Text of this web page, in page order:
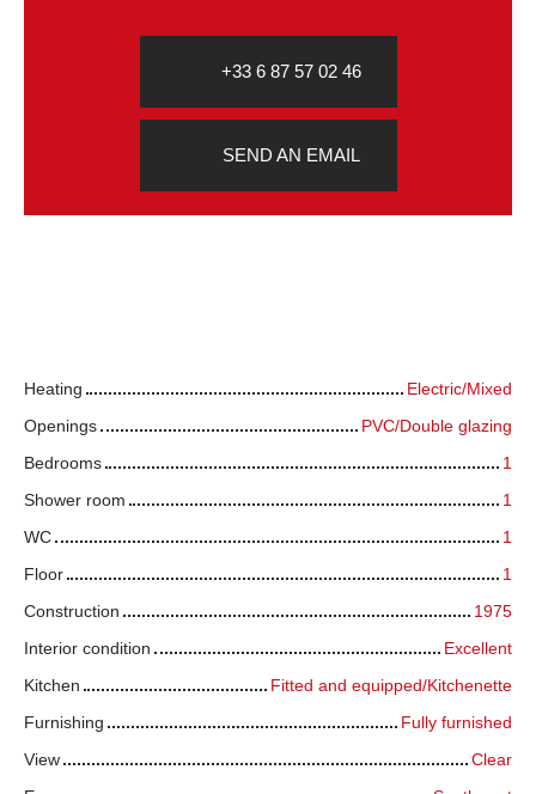
+33 6 87 57 02 46
SEND AN EMAIL
Heating
Electric/Mixed
Openings
PVC/Double glazing
Bedrooms
1
Shower room
1
WC
1
Floor
1
Construction
1975
Interior condition
Excellent
Kitchen
Fitted and equipped/Kitchenette
Furnishing
Fully furnished
View
Clear